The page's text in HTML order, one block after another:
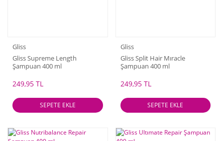
Gliss
Gliss Supreme Length
Şampuan 400 ml
249,95 TL
SEPETE EKLE
Gliss
Gliss Split Hair Mıracle
Şampuan 400 ml
249,95 TL
SEPETE EKLE